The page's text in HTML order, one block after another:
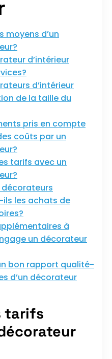
moyens d’un
d’intérieur
d’intérieur
de la taille du
pris en compte
coûts par un
tarifs avec un
décorateurs
ils les achats de
à
un décorateur
bon rapport qualité-
d’un décorateur
tarifs